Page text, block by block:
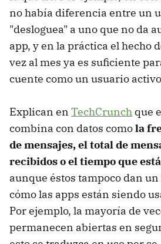
no había diferencia entre un
"desloguea" a uno que no da
app, y en la práctica el hecho
vez al mes ya es suficiente
cuente como un usuario
Explican en TechCrunch que
combina con datos comola
de mensajes, el total de
recibidos o el tiempo que
aunque éstos tampoco dan
cómo las apps están siendo
Por ejemplo, la mayoría de
permanecen abiertas en